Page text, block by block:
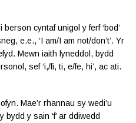
cyntaf unigol y ferf ‘bod’
e.e., ‘I am/I am not/don’t’. Yr
Mewn iaith lyneddol, bydd
sef ‘i,/fi, ti, e/fe, hi’, ac ati.
Mae’r rhannau sy wedi’u
bydd y sain ‘f’ ar ddiwedd